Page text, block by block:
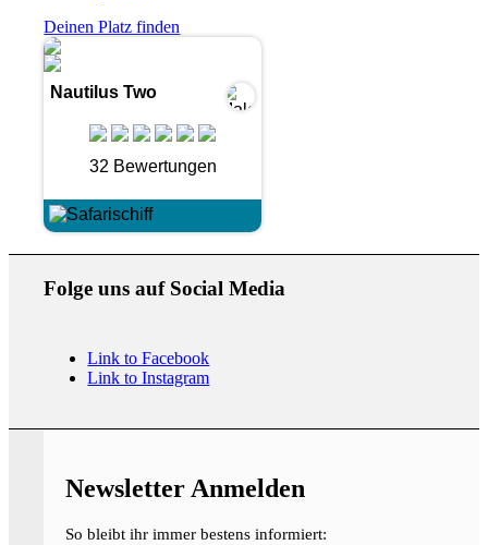
Deinen Platz finden
Nautilus Two
32 Bewertungen
Folge uns auf Social Media
Link to Facebook
Link to Instagram
Newsletter Anmelden
So bleibt ihr immer bestens informiert: